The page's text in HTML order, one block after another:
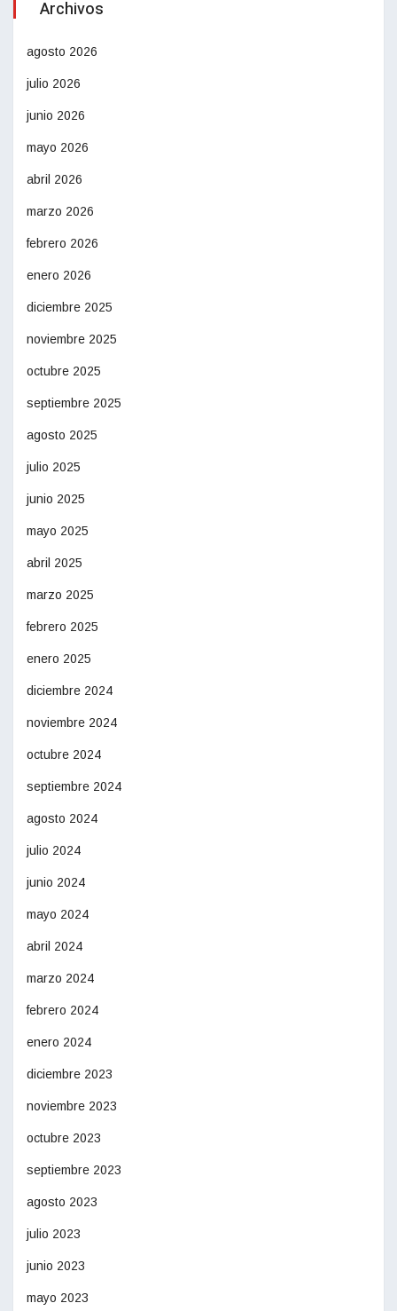
Archivos
agosto 2026
julio 2026
junio 2026
mayo 2026
abril 2026
marzo 2026
febrero 2026
enero 2026
diciembre 2025
noviembre 2025
octubre 2025
septiembre 2025
agosto 2025
julio 2025
junio 2025
mayo 2025
abril 2025
marzo 2025
febrero 2025
enero 2025
diciembre 2024
noviembre 2024
octubre 2024
septiembre 2024
agosto 2024
julio 2024
junio 2024
mayo 2024
abril 2024
marzo 2024
febrero 2024
enero 2024
diciembre 2023
noviembre 2023
octubre 2023
septiembre 2023
agosto 2023
julio 2023
junio 2023
mayo 2023